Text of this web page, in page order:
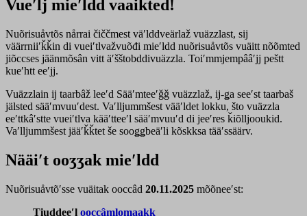
Vueʹlj mieʹldd vaaikted!
Nuõrisuåvtõs nårrai čiččmest väʹlddveärlaž vuäzzlast, sij
väärrniiʹǩǩin di vueiʹtlvažvuõđi mieʹldd nuõrisuåvtõs vuäitt nõõmted
jiõccses jäänmõsân vitt äʹšštobddivuäzzla. Toiʹmmjempââʹjj peštt
kueʹhtt eeʹjj.
Vuäzzlain ij taarbâž leeʹd Sääʹmteeʹǧǧ vuäzzlaž, ij-ǥa seeʹst taarbaš
jälsted sääʹmvuuʹdest. Vaʹlljummšest vääʹldet lokku, što vuäzzla
eeʹttkâʹstte vueiʹtlva kääʹtteeʹl sääʹmvuuʹd di jeeʹres ǩiõlljooukid.
Vaʹlljummšest jääʹǩǩtet še sooǥǥbeäʹli kõskksa tääʹssäärv.
Nääiʹt ooʒʒak mieʹldd
Nuõrisuåvtõʹsse vuäitak ooccâd 20.11.2025 mõõneeʹst:
Tiuddeeʹl ooccâmlomaakk